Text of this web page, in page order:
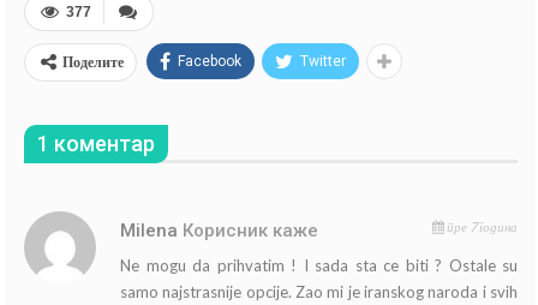
377
Поделите Facebook Twitter
1 коментар
Milena Корисник каже пре 7 година
Ne mogu da prihvatim ! I sada sta ce biti ? Ostale su
samo najstrasnije opcije. Zao mi je iranskog naroda i svih